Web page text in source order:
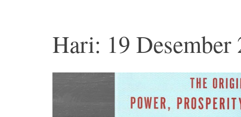
Hari: 19 Desember